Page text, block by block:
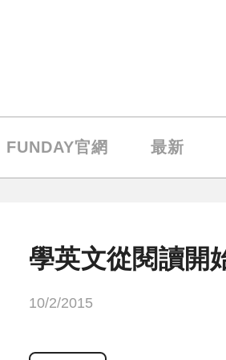
FUNDAY官網 最新
學英文從閱讀開
10/2/2015